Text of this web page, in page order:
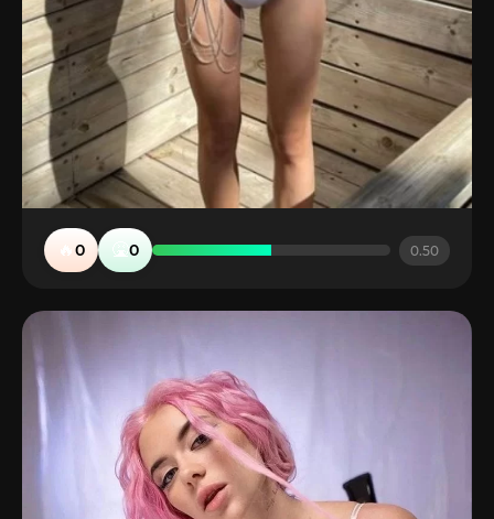
🔥0 🤮0 0.50